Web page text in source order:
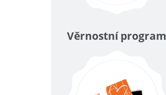
Věrnostní program